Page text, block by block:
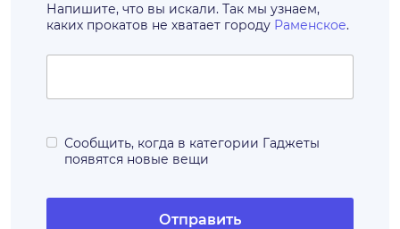
Напишите, что вы искали. Так мы узнаем,
каких прокатов не хватает городу Раменское.
Сообщить, когда в категории Гаджеты
появятся новые вещи
Отправить